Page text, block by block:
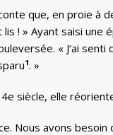
que, en proie à
! » Ayant saisi une
« J’ai senti
¹. »
siècle, elle
Nous avons